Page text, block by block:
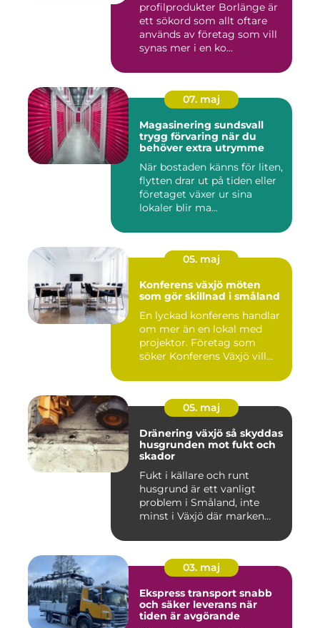
profilprodukter Borlänge är
ett sökord som allt oftare
används av företag som vill
synas mer i en ko...
07. maj
Magasinering sundsvall
trygg förvaring när du
behöver extra utrymme
När bostaden känns för liten,
flytten drar ut på tiden eller
företaget växer ur sina
lokaler blir ma...
05. maj
Konferens växjö möten
som gör skillnad i småland
En lyckad konferens handlar
om mer än en lokal med
projektor. Företag som
söker Konferens Växjö vill...
05. maj
Dränering växjö så skyddas
husgrunden mot fukt och
skador
Fukt i källare och runt
husgrund är ett vanligt
problem i Småland, inte
minst i Växjö där marken
03. maj
Ekspress transport snabb
och säker leverans när
tiden är avgörande